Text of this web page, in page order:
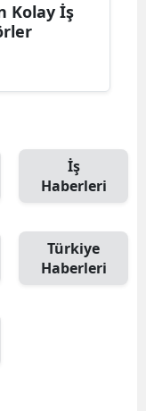
Kolay İş
İş
Haberleri
Türkiye
Haberleri